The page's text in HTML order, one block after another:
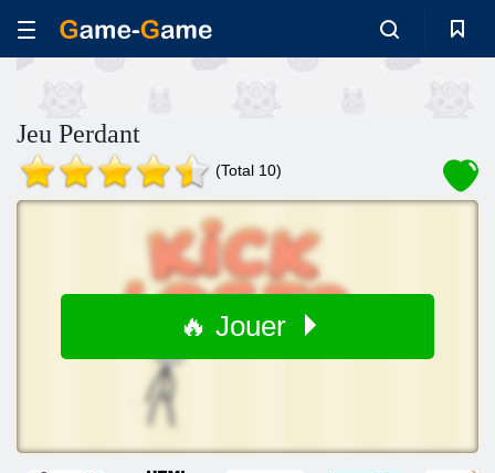
Jeu Perdant
(Total 10)
🔥 Jouer